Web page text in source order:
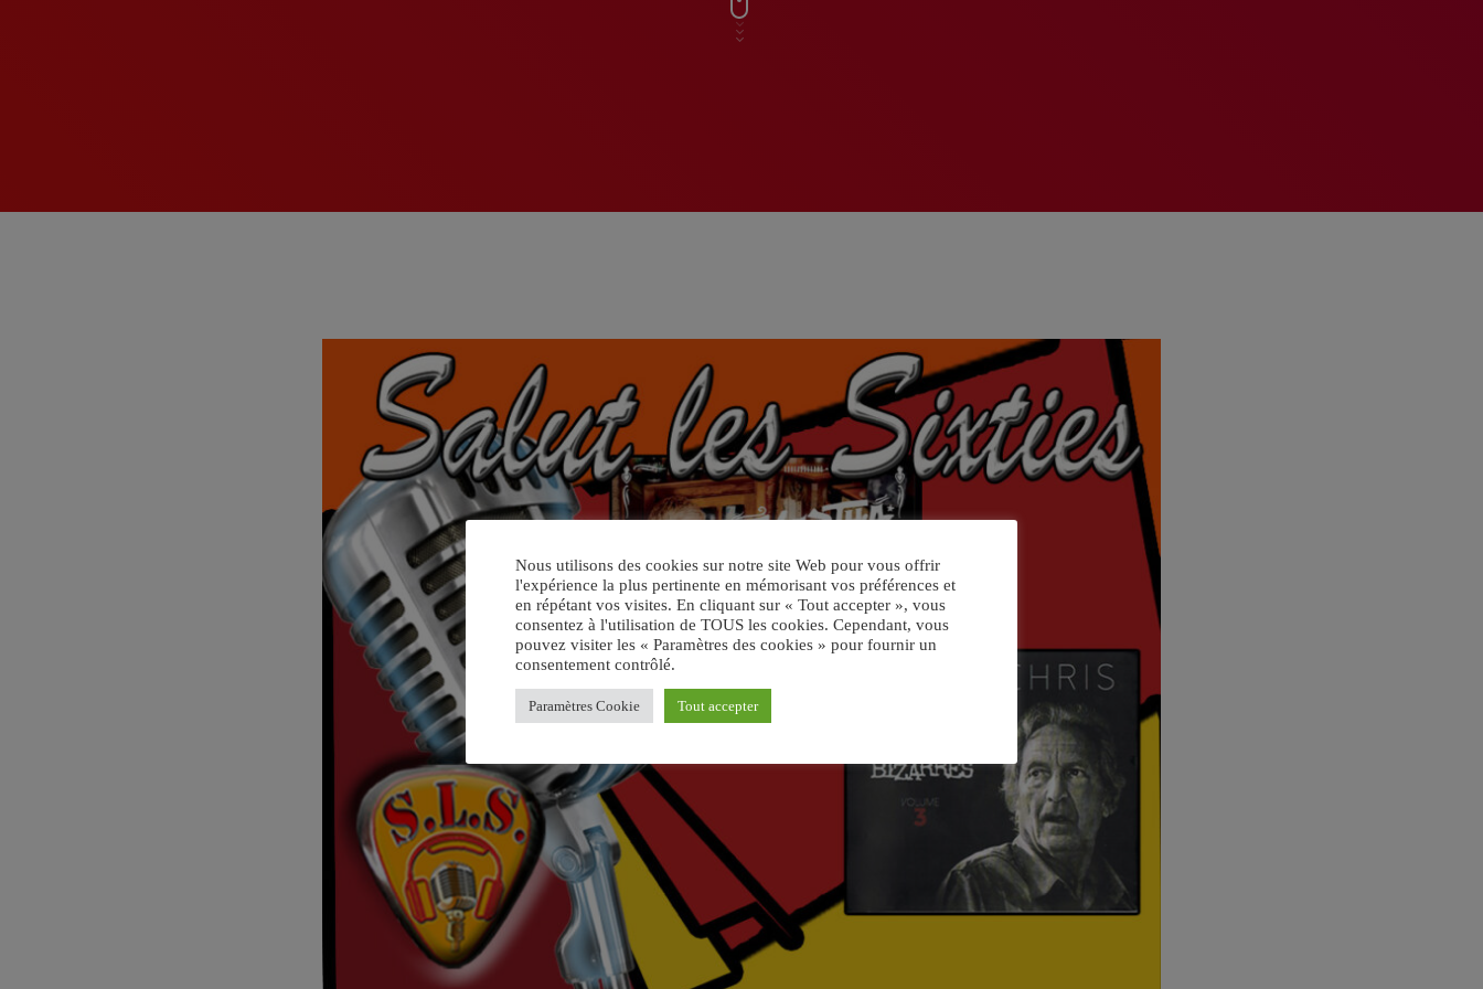
Nous utilisons des cookies sur notre site Web pour vous offrir
l'expérience la plus pertinente en mémorisant vos préférences et
en répétant vos visites. En cliquant sur « Tout accepter », vous
consentez à l'utilisation de TOUS les cookies. Cependant, vous
pouvez visiter les « Paramètres des cookies » pour fournir un
consentement contrôlé.
Paramètres Cookie Tout accepter